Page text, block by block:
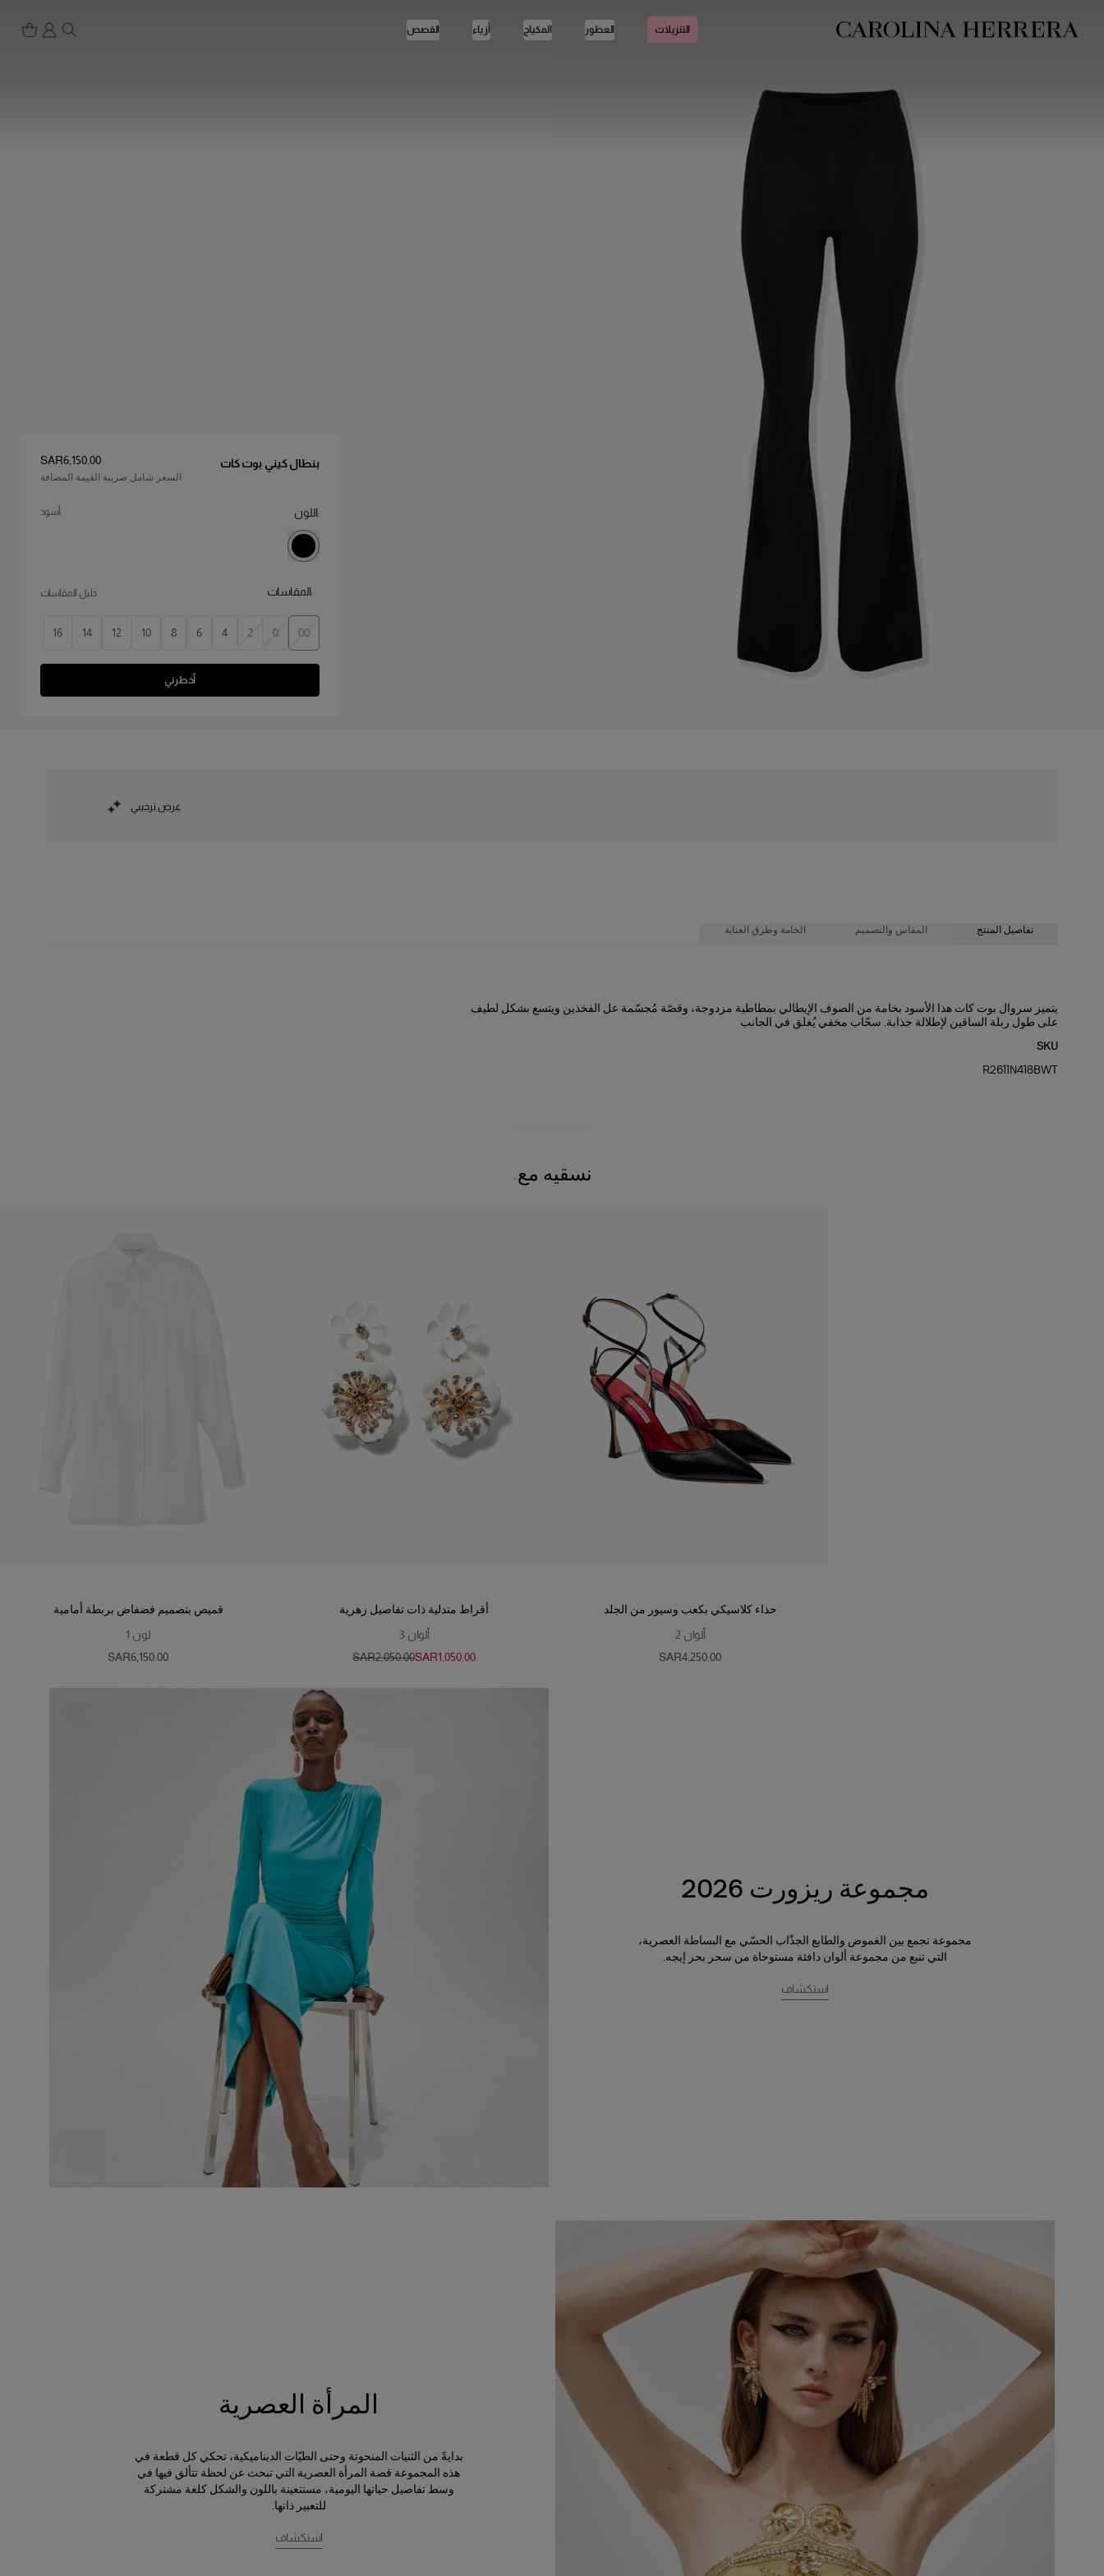
بيان إمكانية الوصول (الرابط)
التنزيلات العطور المكياج أزياء القصص
بنطال كيني بوت كات السعر:
SAR‌6,150.00
السعر شامل ضريبة القيمة المضافة
:اللون أسود
:المقاسات دليل المقاسات
00
0
2
4
6
8
10
12
14
16
أخطرني
عرض ترحيبي
تفاصيل المنتج المقاس والتصميم الخامة وطرق العناية
يتميز سروال بوت كات هذا الأسود بخامة من الصوف الإيطالي بمطاطية مزدوجة، وقصّة مُجسّمة عل الفخذين ويتسع بشكل لطيف
على طول ربلة الساقين لإطلالة جذابة. سحّاب مخفي يُغلق في الجانب
SKU
R2611N418BWT
قصّة رفيعة مع حافة واسعة
الصوف المطاطي الثقيل
تعليمات الغسيل
نسقيه مع
قميص بتصميم فضفاض بربطة أمامية
1 لون
SAR‌6,150.00
أقراط متدلية ذات تفاصيل زهرية
3 ألوان
SAR‌2,050.00SAR‌1,050.00
حذاء كلاسيكي بكعب وسيور من الجلد
2 ألوان
SAR‌4,250.00
مجموعة ريزورت 2026
مجموعة تجمع بين الغموض والطابع الجذّاب الحسّي مع البساطة العصرية،
التي تنبع من مجموعة ألوان دافئة مستوحاة من سحر بحر إيجه.
استكشاف
المرأة العصرية
بدايةً من الثنيات المنحوتة وحتى الطيّات الديناميكية، تحكي كل قطعة في
هذه المجموعة قصة المرأة العصرية التي تبحث عن لحظة تتألق فيها في
وسط تفاصيل حياتها اليومية، مستتعينة باللون والشكل كلغة مشتركة
للتعبير ذاتها.
استكشاف